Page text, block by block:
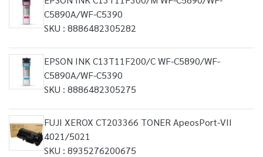
C5890A/WF-C5390
SKU : 8886482305282
EPSON INK C13T11F200/C WF-C5890/WF-
C5890A/WF-C5390
SKU : 8886482305275
FUJI XEROX CT203366 TONER ApeosPort-VII
4021/5021
SKU : 8935276200675